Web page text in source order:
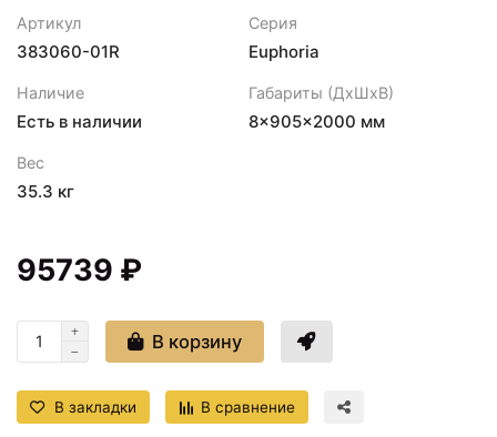
Артикул
383060-01R
Серия
Euphoria
Наличие
Есть в наличии
Габариты (ДхШхВ)
8×905×2000 мм
Вес
35.3 кг
95739 ₽
В корзину
В закладки В сравнение